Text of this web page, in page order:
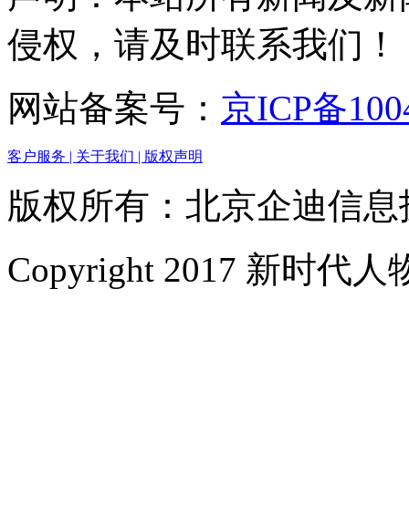
侵权，请及时联系我们！
网站备案号： 京ICP备
客户服务 | 关于我们 | 版权声明
版权所有：北京企迪信
Copyright 2017 新时代人